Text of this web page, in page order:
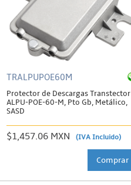
TRALPUPOE60M
Protector de Descargas Transtector
ALPU-POE-60-M, Pto Gb, Metálico,
SASD
$1,457.06 MXN (IVA Incluido)
Comprar